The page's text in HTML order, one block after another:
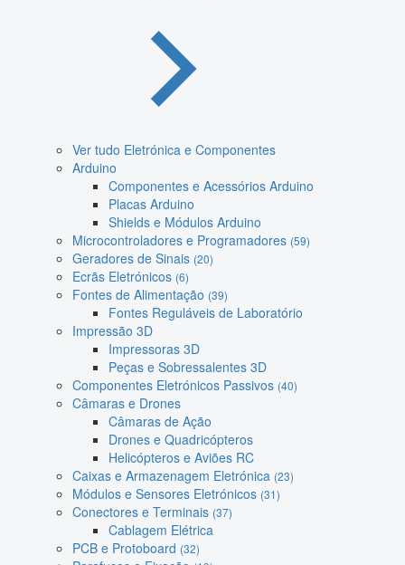
Ver tudo Eletrónica e Componentes
Arduino
Componentes e Acessórios Arduino
Placas Arduino
Shields e Módulos Arduino
Microcontroladores e Programadores (59)
Geradores de Sinais (20)
Ecrãs Eletrónicos (6)
Fontes de Alimentação (39)
Fontes Reguláveis de Laboratório
Impressão 3D
Impressoras 3D
Peças e Sobressalentes 3D
Componentes Eletrónicos Passivos (40)
Câmaras e Drones
Câmaras de Ação
Drones e Quadricópteros
Helicópteros e Aviões RC
Caixas e Armazenagem Eletrónica (23)
Módulos e Sensores Eletrónicos (31)
Conectores e Terminais (37)
Cablagem Elétrica
PCB e Protoboard (32)